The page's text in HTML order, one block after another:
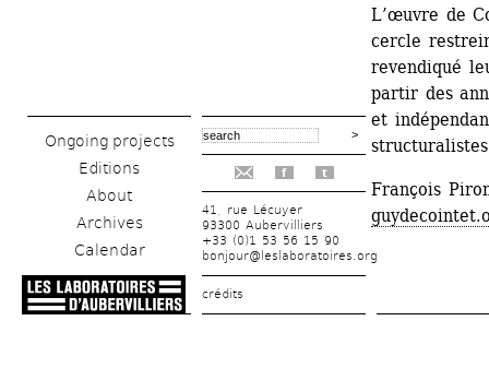
Ongoing projects
Editions
About
Archives
Calendar
f t
41, rue Lécuyer
93300 Aubervilliers
+33 (0)1 53 56 15 90
bonjour@leslaboratoires.org
crédits
L’œuvre de
cercle
revendiqué
partir des
et
François